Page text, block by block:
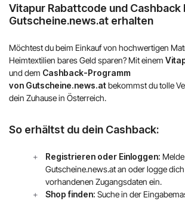
OTTO
Bosch Hausgeräte
EMP
CAMP DAVID & SOCCX
tink
Austrian Airlines
Vitapur Rabattcode und Cashback
Gutscheine.news.at erhalten
Möchtest du beim Einkauf von hochwertigen
Heimtextilien bares Geld sparen? Mit einem
und dem Cashback-Programm
von Gutscheine.news.atbekommst du tolle
dein Zuhause in Österreich.
So erhältst du dein Cashback:
Registrieren oder Einloggen:
Gutscheine.news.at an oder logge
vorhandenen Zugangsdaten ein.
Shop finden: Suche in der